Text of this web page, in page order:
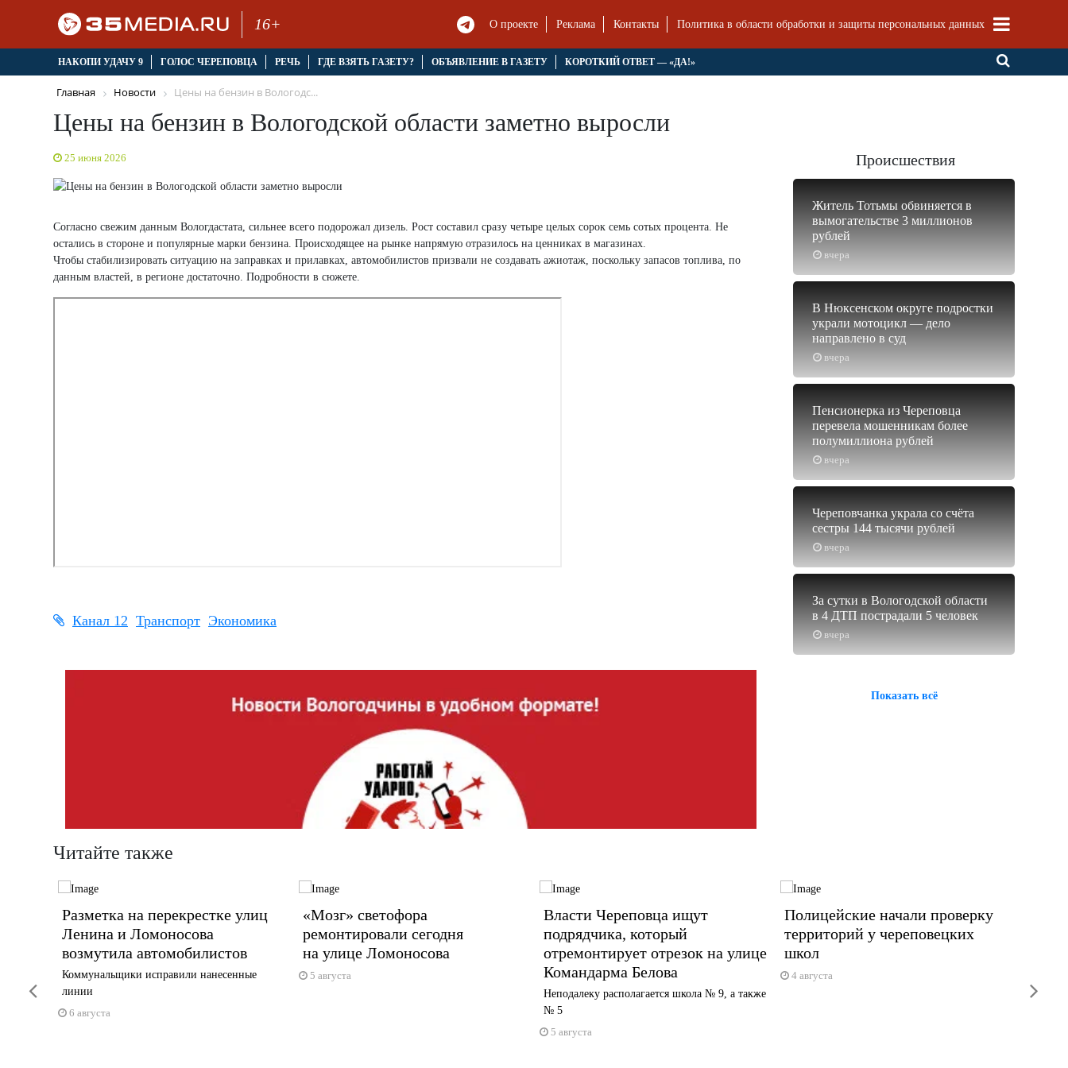
16+ О проекте Реклама Контакты Политика в области обработки и защиты персональных данных
НАКОПИ УДАЧУ 9 ГОЛОС ЧЕРЕПОВЦА РЕЧЬ ГДЕ ВЗЯТЬ ГАЗЕТУ? ОБЪЯВЛЕНИЕ В ГАЗЕТУ КОРОТКИЙ ОТВЕТ — «ДА!»
Главная Новости Цены на бензин в Вологодс...
Цены на бензин в Вологодской области заметно выросли
25 июня 2026
Согласно свежим данным Вологдастата, сильнее всего подорожал дизель. Рост составил сразу четыре целых сорок семь сотых процента. Не
остались в стороне и популярные марки бензина. Происходящее на рынке напрямую отразилось на ценниках в магазинах.
Чтобы стабилизировать ситуацию на заправках и прилавках, автомобилистов призвали не создавать ажиотаж, поскольку запасов топлива, по
данным властей, в регионе достаточно. Подробности в сюжете.
Канал 12 Транспорт Экономика
Происшествия
вчера
Житель Тотьмы обвиняется в
вымогательстве 3 миллионов
рублей
вчера
В Нюксенском округе подростки
украли мотоцикл — дело
направлено в суд
вчера
Пенсионерка из Череповца
перевела мошенникам более
полумиллиона рублей
вчера
Череповчанка украла со счёта
сестры 144 тысячи рублей
вчера
За сутки в Вологодской области
в 4 ДТП пострадали 5 человек
Показать всё
Читайте также
Разметка на перекрестке улиц
Ленина и Ломоносова
возмутила автомобилистов
Коммунальщики исправили нанесенные
линии
6 августа
«Мозг» светофора
ремонтировали сегодня
на улице Ломоносова
5 августа
Власти Череповца ищут
подрядчика, который
отремонтирует отрезок на улице
Командарма Белова
Неподалеку располагается школа № 9, а также
№ 5
5 августа
Полицейские начали проверку
территорий у череповецких
школ
4 августа